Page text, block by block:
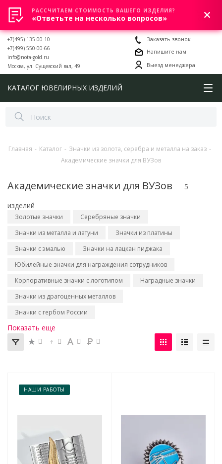
0
+7(495) 135-00-10
+7(499) 550-00-66
info@nota-gold.ru
Москва, ул. Сущевский вал, 49
Заказать звонок
Напишите нам
Выезд менеджера
КАТАЛОГ ЮВЕЛИРНЫХ ИЗДЕЛИЙ
Главная - Каталог - Значки из золота, серебра и металла на заказ -
Академические значки для ВУЗов
Академические значки для ВУЗов
5
изделий
Золотые значки
Серебряные значки
Значки из металла и латуни
Значки из платины
Значки с эмалью
Значки на лацкан пиджака
Юбилейные значки для награждения сотрудников
Корпоративные значки с логотипом
Наградные значки
Значки из драгоценных металлов
Значки с гербом России
Показать еще
НАШИ РАБОТЫ
РАССЧИТАЕМ СТОИМОСТЬ ВАШЕГО ИЗДЕЛИЯ?
«Ответьте на несколько вопросов»